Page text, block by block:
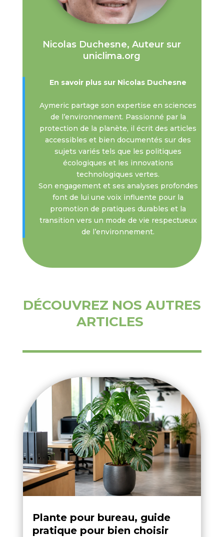
Nicolas Duchesne, Auteur sur
uniclima.org
En savoir plus sur Nicolas Duchesne
Aymeric partage son expertise en sciences
de l’environnement. Passionné par la
protection de la planète, il écrit des articles
accessibles et bien documentés sur des
sujets variés tels que les politiques
écologiques et les innovations
technologiques vertes.
Son engagement et ses analyses profondes
font de lui une voix influente pour la
promotion de pratiques durables et la
transition vers un mode de vie respectueux
de l’environnement.
DÉCOUVREZ NOS AUTRES
ARTICLES
Plante pour bureau, guide
pratique pour bien choisir